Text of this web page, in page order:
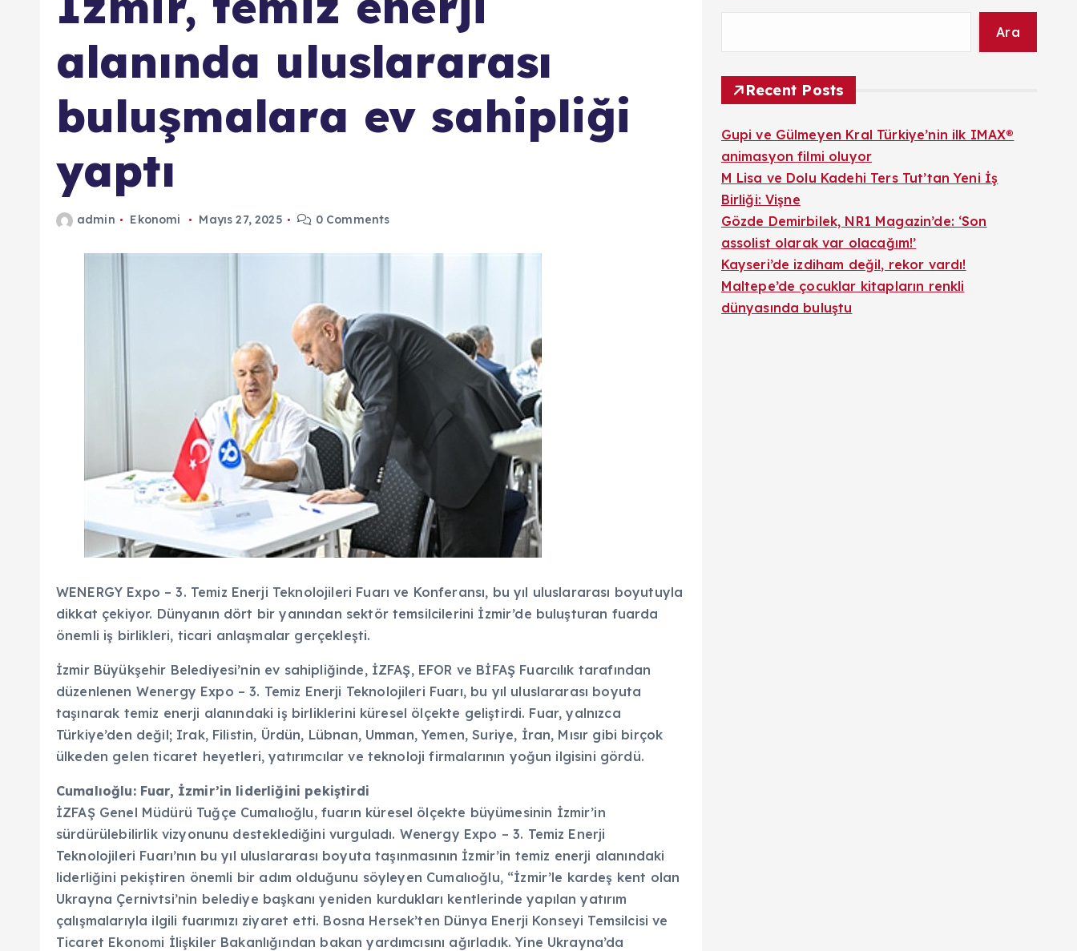
alanında uluslararası
buluşmalara ev sahipliği
yaptı
admin Ekonomi Mayıs 27, 2025 0 Comments
WENERGY Expo – 3. Temiz Enerji Teknolojileri Fuarı ve Konferansı, bu yıl uluslararası boyutuyla
dikkat çekiyor. Dünyanın dört bir yanından sektör temsilcilerini İzmir’de buluşturan fuarda
önemli iş birlikleri, ticari anlaşmalar gerçekleşti.
İzmir Büyükşehir Belediyesi’nin ev sahipliğinde, İZFAŞ, EFOR ve BİFAŞ Fuarcılık tarafından
düzenlenen Wenergy Expo – 3. Temiz Enerji Teknolojileri Fuarı, bu yıl uluslararası boyuta
taşınarak temiz enerji alanındaki iş birliklerini küresel ölçekte geliştirdi. Fuar, yalnızca
Türkiye’den değil; Irak, Filistin, Ürdün, Lübnan, Umman, Yemen, Suriye, İran, Mısır gibi birçok
ülkeden gelen ticaret heyetleri, yatırımcılar ve teknoloji firmalarının yoğun ilgisini gördü.
Cumalıoğlu: Fuar, İzmir’in liderliğini pekiştirdi
İZFAŞ Genel Müdürü Tuğçe Cumalıoğlu, fuarın küresel ölçekte büyümesinin İzmir’in
sürdürülebilirlik vizyonunu desteklediğini vurguladı. Wenergy Expo – 3. Temiz Enerji
Teknolojileri Fuarı’nın bu yıl uluslararası boyuta taşınmasının İzmir’in temiz enerji alanındaki
liderliğini pekiştiren önemli bir adım olduğunu söyleyen Cumalıoğlu, “İzmir’le kardeş kent olan
Ukrayna Çernivtsi’nin belediye başkanı yeniden kurdukları kentlerinde yapılan yatırım
çalışmalarıyla ilgili fuarımızı ziyaret etti. Bosna Hersek’ten Dünya Enerji Konseyi Temsilcisi ve
Ticaret Ekonomi İlişkiler Bakanlığından bakan yardımcısını ağırladık. Yine Ukrayna’da
Ara
Recent Posts
Gupi ve Gülmeyen Kral Türkiye’nin ilk IMAX®
animasyon filmi oluyor
M Lisa ve Dolu Kadehi Ters Tut’tan Yeni İş
Birliği: Vişne
Gözde Demirbilek, NR1 Magazin’de: ‘Son
assolist olarak var olacağım!’
Kayseri’de izdiham değil, rekor vardı!
Maltepe’de çocuklar kitapların renkli
dünyasında buluştu